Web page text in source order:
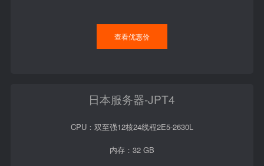
查看优惠价
日本服务器-JPT4
CPU：双至强12核24线程2E5-2630L
内存：32 GB